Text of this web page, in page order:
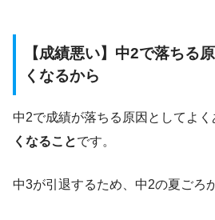
【成績悪い】中2で落ちる
くなるから
中2で成績が落ちる原因としてよく
くなることです。
中3が引退するため、中2の夏ごろ